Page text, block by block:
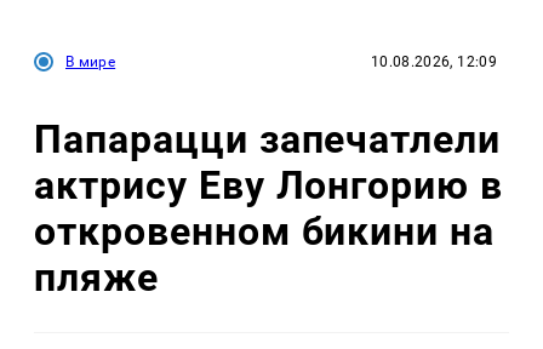
В мире 10.08.2026, 12:09
Папарацци запечатлели
актрису Еву Лонгорию в
откровенном бикини на
пляже